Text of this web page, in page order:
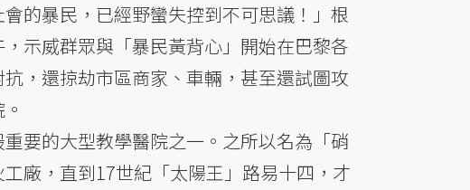
的暴民，已經野蠻失控到不可思議！」根
示威群眾與「暴民黃背心」開始在巴黎各
，還掠劫市區商家、車輛，甚至還試圖攻
要的大型教學醫院之一。之所以名為「硝
廠，直到17世紀「太陽王」路易十四，才